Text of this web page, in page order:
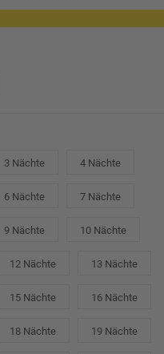
3 Nächte 4 Nächte
6 Nächte 7 Nächte
9 Nächte 10 Nächte
12 Nächte 13 Nächte
15 Nächte 16 Nächte
18 Nächte 19 Nächte